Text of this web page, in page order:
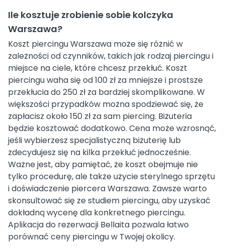
Ile kosztuje zrobienie sobie kolczyka
Warszawa?
Koszt piercingu Warszawa może się różnić w
zależności od czynników, takich jak rodzaj piercingu i
miejsce na ciele, które chcesz przekłuć. Koszt
piercingu waha się od 100 zł za mniejsze i prostsze
przekłucia do 250 zł za bardziej skomplikowane. W
większości przypadków można spodziewać się, że
zapłacisz około 150 zł za sam piercing. Biżuteria
będzie kosztować dodatkowo. Cena może wzrosnąć,
jeśli wybierzesz specjalistyczną biżuterię lub
zdecydujesz się na kilka przekłuć jednocześnie.
Ważne jest, aby pamiętać, że koszt obejmuje nie
tylko procedurę, ale także użycie sterylnego sprzętu
i doświadczenie piercera Warszawa. Zawsze warto
skonsultować się ze studiem piercingu, aby uzyskać
dokładną wycenę dla konkretnego piercingu.
Aplikacja do rezerwacji Bellaita pozwala łatwo
porównać ceny piercingu w Twojej okolicy.